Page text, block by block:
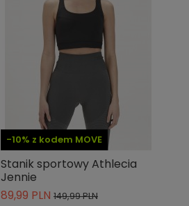
-10% z kodem MOVE
Stanik sportowy Athlecia
Jennie
89,99 PLN 149,99 PLN